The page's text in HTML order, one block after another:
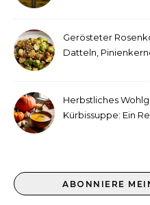
Gerösteter
Datteln,
Herbstliches
Kürbissuppe: Ein
ABONNIERE